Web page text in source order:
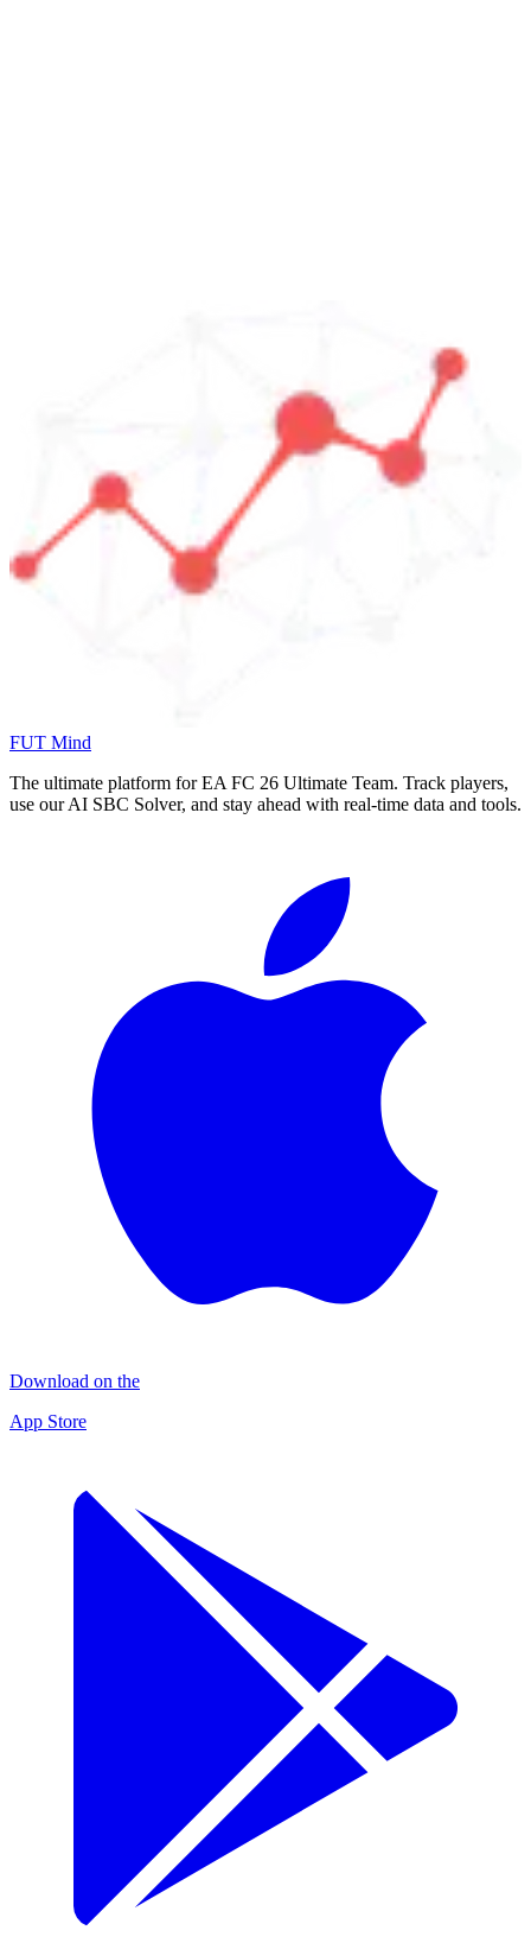
FUT Mind
The ultimate platform for EA FC 26 Ultimate Team. Track players,
use our AI SBC Solver, and stay ahead with real-time data and tools.
Download on the
App Store